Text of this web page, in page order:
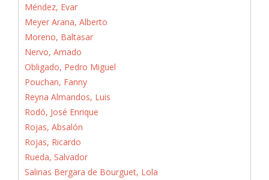
Méndez, Evar
Meyer Arana, Alberto
Moreno, Baltasar
Nervo, Amado
Obligado, Pedro Miguel
Pouchan, Fanny
Reyna Almandos, Luis
Rodó, José Enrique
Rojas, Absalón
Rojas, Ricardo
Rueda, Salvador
Salinas Bergara de Bourguet, Lola